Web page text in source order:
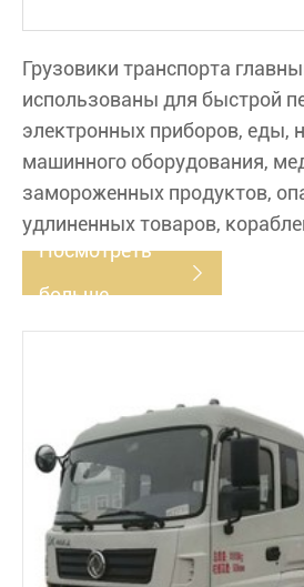
Грузовики транспорта
использованы для быстрой
электронных приборов, еды,
машинного оборудования,
замороженных продуктов,
удлиненных товаров,
Посмотреть
больше
